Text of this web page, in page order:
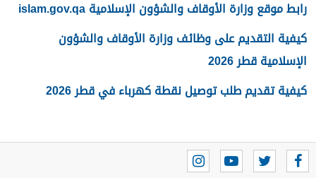
رابط موقع وزارة الأوقاف والشؤون الإسلامية islam.gov.qa
كيفية التقديم على وظائف وزارة الأوقاف والشؤون
الإسلامية قطر 2026
كيفية تقديم طلب توصيل نقطة كهرباء في قطر 2026